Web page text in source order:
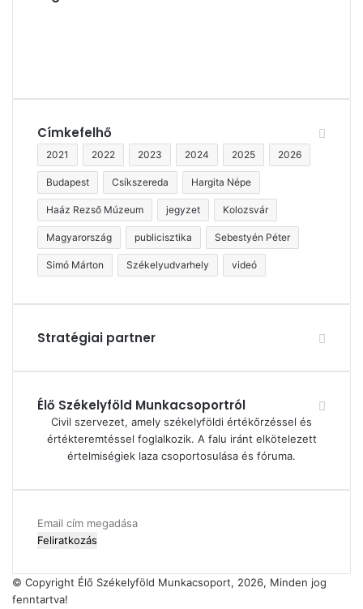
Címkefelhő
2021 2022 2023 2024 2025 2026
Budapest Csíkszereda Hargita Népe
Haáz Rezső Múzeum jegyzet Kolozsvár
Magyarország publicisztika Sebestyén Péter
Simó Márton Székelyudvarhely videó
Stratégiai partner
Élő Székelyföld Munkacsoportról
Civil szervezet, amely székelyföldi értékőrzéssel és
értékteremtéssel foglalkozik. A falu iránt elkötelezett
értelmiségiek laza csoportosulása és fóruma.
Email
cím
© Copyright Élő Székelyföld Munkacsoport, 2026, Minden jog
fenntartva!